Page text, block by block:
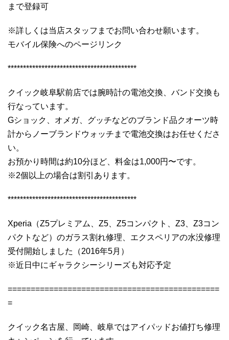
まで登録可
※詳しくは当店スタッフまでお問い合わせ願います。
モバイル保険へのページリンク
******************************************
クイック岐阜駅前店では腕時計の電池交換、バンド交換も
行なっています。
Gショック、オメガ、グッチなどのブランド品クオーツ時
計からノーブランドウォッチまで電池交換はお任せくださ
い。
お預かり時間は約10分ほど、料金は1,000円〜です。
※2個以上の場合は割引あります。
******************************************
Xperia（Z5プレミアム、Z5、Z5コンパクト、Z3、Z3コン
パクトなど）のガラス割れ修理、エクスペリアの水没修理
受付開始しました（2016年5月）
※近日中にギャラクシーシリーズも対応予定
==============================================
=
クイック名古屋、岡崎、岐阜ではアイパッドお値打ち修理